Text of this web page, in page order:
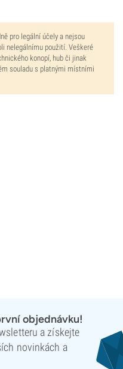
pro legální účely a nejsou
nelegálnímu použití. Veškeré
konopí, hub či jinak
souladu s platnými místními
objednávku!
a získejte
novinkách a